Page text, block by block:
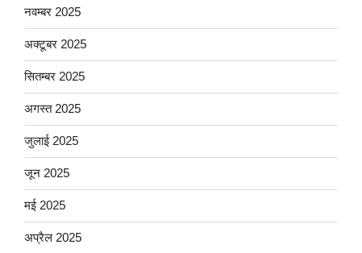
नवम्बर 2025
अक्टूबर 2025
सितम्बर 2025
अगस्त 2025
जुलाई 2025
जून 2025
मई 2025
अप्रैल 2025